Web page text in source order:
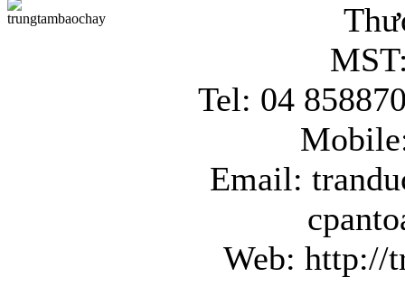
Tel: 04
Email:
Web: http://